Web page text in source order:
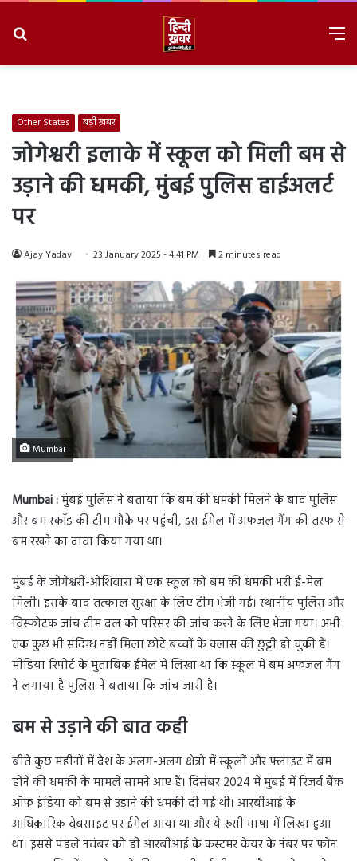
Other States बड़ी ख़बर
जोगेश्वरी इलाके में स्कूल को मिली बम से
उड़ाने की धमकी, मुंबई पुलिस हाईअलर्ट
पर
Ajay Yadav 23 January 2025 - 4:41 PM 2 minutes read
Mumbai
Mumbai :मुंबई पुलिस ने बताया कि बम की धमकी मिलने के बाद पुलिस
और बम स्कॉड की टीम मौके पर पहुंची, इस ईमेल में अफजल गैंग की तरफ से
बम रखने का दावा किया गया था।
मुंबई के जोगेश्वरी-ओशिवारा में एक स्कूल को बम की धमकी भरी ई-मेल
मिली। इसके बाद तत्काल सुरक्षा के लिए टीम भेजी गई। स्थानीय पुलिस और
विस्फोटक जांच टीम दल को परिसर की जांच करने के लिए भेजा गया। अभी
तक कुछ भी संदिग्ध नहीं मिला छोटे बच्चों के क्लास की छुट्टी हो चुकी है।
मीडिया रिपोर्ट के मुताबिक ईमेल में लिखा था कि स्कूल में बम अफजल गैंग
ने लगाया है पुलिस ने बताया कि जांच जारी है।
बम से उड़ाने की बात कही
बीते कुछ महीनों में देश के अलग-अलग क्षेत्रो में स्कूलों और फ्लाइट में बम
होने की धमकी के मामले सामने आए हैं। दिसंबर 2024 में मुंबई में रिजर्व बैंक
ऑफ इंडिया को बम से उड़ाने की धमकी दी गई थी। आरबीआई के
आधिकारिक वेबसाइट पर ईमेल आया था और ये रूसी भाषा में लिखा हुआ
था। इससे पहले नवंबर को ही आरबीआई के कस्टमर केयर के नंबर पर फोन